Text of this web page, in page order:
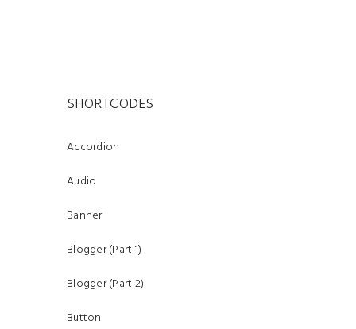
SHORTCODES
Accordion
Audio
Banner
Blogger (Part 1)
Blogger (Part 2)
Button